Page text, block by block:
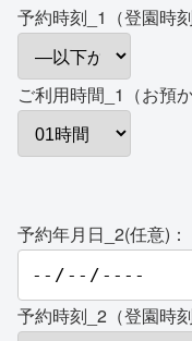
予約時刻_1（登園時
ご利用時間_1（お預
予約年月日_2(任意)：
予約時刻_2（登園時